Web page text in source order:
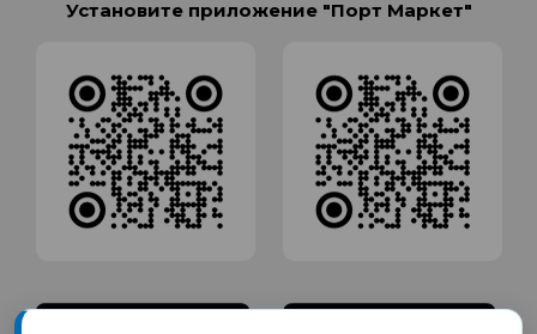
Установите приложение "Порт Маркет"